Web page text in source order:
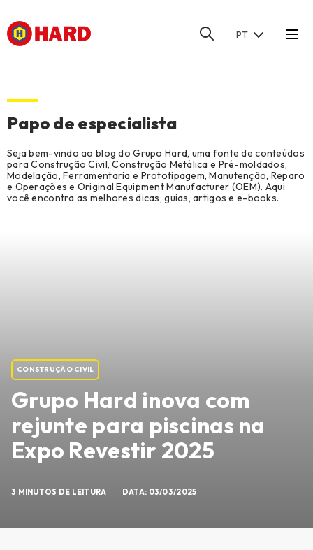
PT
Papo de especialista
Seja bem-vindo ao blog do Grupo Hard, uma fonte de conteúdos
para Construção Civil, Construção Metálica e Pré-moldados,
Modelação, Ferramentaria e Prototipagem, Manutenção, Reparo
e Operações e Original Equipment Manufacturer (OEM). Aqui
você encontra as melhores dicas, guias, artigos e e-books.
CONSTRUÇÃO CIVIL
Grupo Hard inova com
rejunte para piscinas na
Expo Revestir 2025
3 MINUTOS DE LEITURA DATA: 03/03/2025